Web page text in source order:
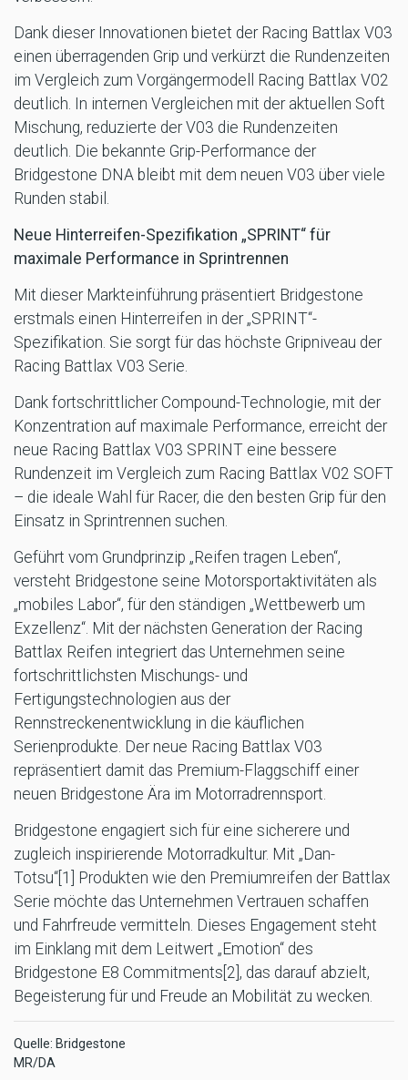
Dank dieser Innovationen bietet der Racing Battlax V03
einen überragenden Grip und verkürzt die Rundenzeiten
im Vergleich zum Vorgängermodell Racing Battlax V02
deutlich. In internen Vergleichen mit der aktuellen Soft
Mischung, reduzierte der V03 die Rundenzeiten
deutlich. Die bekannte Grip-Performance der
Bridgestone DNA bleibt mit dem neuen V03 über viele
Runden stabil.
Neue Hinterreifen-Spezifikation „SPRINT“ für
maximale Performance in Sprintrennen
Mit dieser Markteinführung präsentiert Bridgestone
erstmals einen Hinterreifen in der „SPRINT“-
Spezifikation. Sie sorgt für das höchste Gripniveau der
Racing Battlax V03 Serie.
Dank fortschrittlicher Compound-Technologie, mit der
Konzentration auf maximale Performance, erreicht der
neue Racing Battlax V03 SPRINT eine bessere
Rundenzeit im Vergleich zum Racing Battlax V02 SOFT
– die ideale Wahl für Racer, die den besten Grip für den
Einsatz in Sprintrennen suchen.
Geführt vom Grundprinzip „Reifen tragen Leben“,
versteht Bridgestone seine Motorsportaktivitäten als
„mobiles Labor“, für den ständigen „Wettbewerb um
Exzellenz“. Mit der nächsten Generation der Racing
Battlax Reifen integriert das Unternehmen seine
fortschrittlichsten Mischungs- und
Fertigungstechnologien aus der
Rennstreckenentwicklung in die käuflichen
Serienprodukte. Der neue Racing Battlax V03
repräsentiert damit das Premium-Flaggschiff einer
neuen Bridgestone Ära im Motorradrennsport.
Bridgestone engagiert sich für eine sicherere und
zugleich inspirierende Motorradkultur. Mit „Dan-
Totsu“[1] Produkten wie den Premiumreifen der Battlax
Serie möchte das Unternehmen Vertrauen schaffen
und Fahrfreude vermitteln. Dieses Engagement steht
im Einklang mit dem Leitwert „Emotion“ des
Bridgestone E8 Commitments[2], das darauf abzielt,
Begeisterung für und Freude an Mobilität zu wecken.
Quelle: Bridgestone
MR/DA